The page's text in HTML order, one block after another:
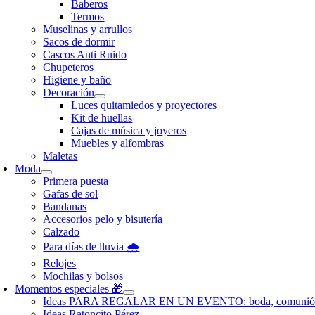
Baberos
Termos
Muselinas y arrullos
Sacos de dormir
Cascos Anti Ruido
Chupeteros
Higiene y baño
Decoración
Luces quitamiedos y proyectores
Kit de huellas
Cajas de música y joyeros
Muebles y alfombras
Maletas
Moda
Primera puesta
Gafas de sol
Bandanas
Accesorios pelo y bisutería
Calzado
Para días de lluvia 🌧️
Relojes
Mochilas y bolsos
Momentos especiales 🎁
Ideas PARA REGALAR EN UN EVENTO: boda,